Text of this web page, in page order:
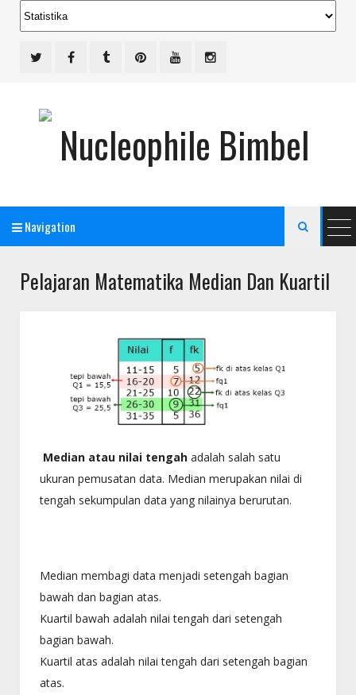
Bimbel Jakarta Timur
Navigation 
Pelajaran Matematika Median Dan Kuartil
Median atau nilai tengah adalah salah satu
ukuran pemusatan data. Median merupakan nilai di
tengah sekumpulan data yang nilainya berurutan.
Median membagi data menjadi setengah bagian
bawah dan bagian atas.
Kuartil bawah adalah nilai tengah dari setengah
bagian bawah.
Kuartil atas adalah nilai tengah dari setengah bagian
atas.